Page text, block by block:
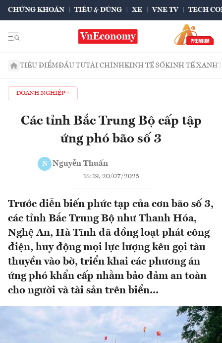
CHỨNG KHOÁN TIÊU & DÙNG XE VNE TV TECH
TIÊU ĐIỂMĐẦU TƯTÀI CHÍNHKINH TẾ SỐKINH TẾ XANH
DOANH NGHIỆP
Các tỉnh Bắc Trung Bộ cấp tập
ứng phó bão số 3
N Nguyễn Thuấn
18:19, 20/07/2025
Trước diễn biến phức tạp của cơn bão số 3,
các tỉnh Bắc Trung Bộ như Thanh Hóa,
Nghệ An, Hà Tĩnh đã đồng loạt phát công
điện, huy động mọi lực lượng kêu gọi tàu
thuyền vào bờ, triển khai các phương án
ứng phó khẩn cấp nhằm bảo đảm an toàn
cho người và tài sản trên biển...